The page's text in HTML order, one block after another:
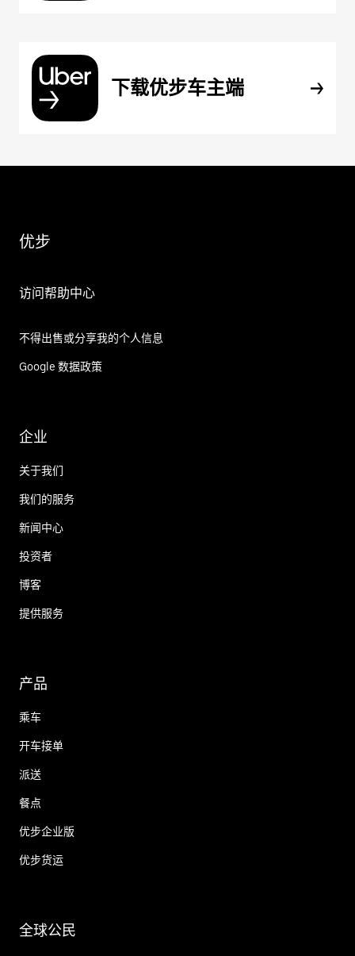
下载优步车主端
优步
访问帮助中心
不得出售或分享我的个人信息
Google 数据政策
企业
关于我们
我们的服务
新闻中心
投资者
博客
提供服务
产品
乘车
开车接单
派送
餐点
优步企业版
优步货运
全球公民